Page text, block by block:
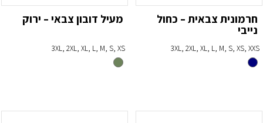
חרמונית צבאית – כחול
נייבי
3XL, 2XL, XL, L, M, S, XS, XXS
מעיל דובון צבאי – ירוק
3XL, 2XL, XL, L, M, S, XS